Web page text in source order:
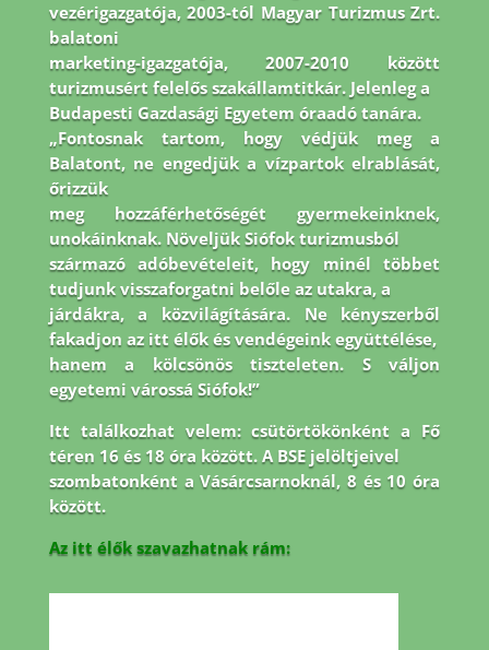
vezérigazgatója, 2003-tól Magyar Turizmus Zrt.
balatoni
marketing-igazgatója, 2007-2010 között
turizmusért felelős szakállamtitkár. Jelenleg a
Budapesti Gazdasági Egyetem óraadó tanára.
„Fontosnak tartom, hogy védjük meg a
Balatont, ne engedjük a vízpartok elrablását,
őrizzük
meg hozzáférhetőségét gyermekeinknek,
unokáinknak. Növeljük Siófok turizmusból
származó adóbevételeit, hogy minél többet
tudjunk visszaforgatni belőle az utakra, a
járdákra, a közvilágítására. Ne kényszerből
fakadjon az itt élők és vendégeink együttélése,
hanem a kölcsönös tiszteleten. S váljon
egyetemi várossá Siófok!”
Itt találkozhat velem: csütörtökönként a Fő
téren 16 és 18 óra között. A BSE jelöltjeivel
szombatonként a Vásárcsarnoknál, 8 és 10 óra
között.
Az itt élők szavazhatnak rám: